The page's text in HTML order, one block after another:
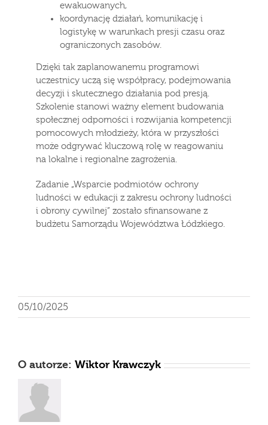
ewakuowanych,
koordynację działań, komunikację i
logistykę w warunkach presji czasu oraz
ograniczonych zasobów.
Dzięki tak zaplanowanemu programowi
uczestnicy uczą się współpracy, podejmowania
decyzji i skutecznego działania pod presją.
Szkolenie stanowi ważny element budowania
społecznej odporności i rozwijania kompetencji
pomocowych młodzieży, która w przyszłości
może odgrywać kluczową rolę w reagowaniu
na lokalne i regionalne zagrożenia.
Zadanie „Wsparcie podmiotów ochrony
ludności w edukacji z zakresu ochrony ludności
i obrony cywilnej” zostało sfinansowane z
budżetu Samorządu Województwa Łódzkiego.
05/10/2025
O autorze: Wiktor Krawczyk